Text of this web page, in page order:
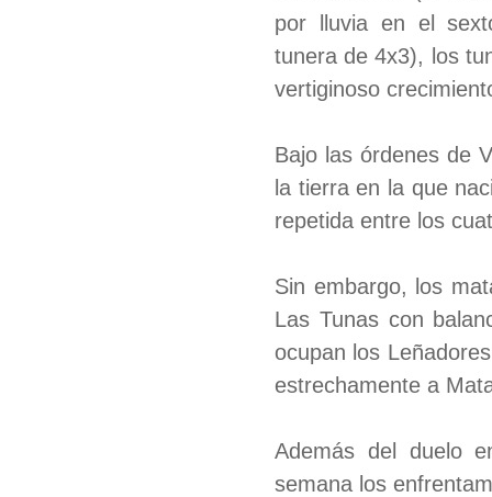
por lluvia en el
tunera de 4x3), los
vertiginoso
Bajo las órdenes de
la tierra en la que
repetida entre los
Sin embargo, los
Las Tunas con
ocupan los
estrechamente a
Además del duelo
semana los